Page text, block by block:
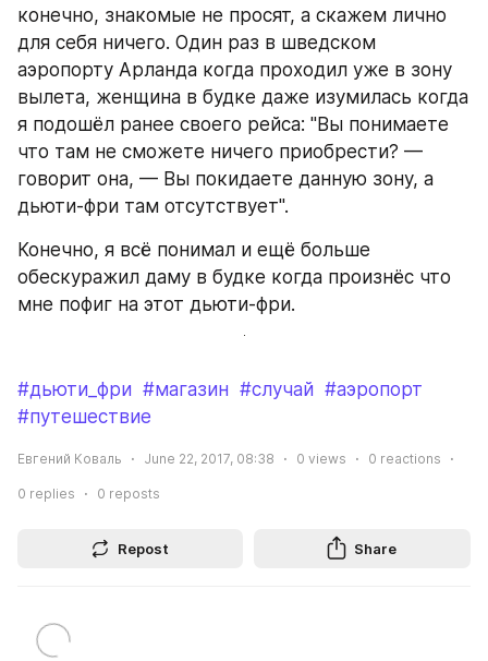
конечно, знакомые не просят, а скажем лично
для себя ничего. Один раз в шведском
аэропорту Арланда когда проходил уже в зону
вылета, женщина в будке даже изумилась когда
я подошёл ранее своего рейса: "Вы понимаете
что там не сможете ничего приобрести? —
говорит она, — Вы покидаете данную зону, а
дьюти-фри там отсутствует".
Конечно, я всё понимал и ещё больше
обескуражил даму в будке когда произнёс что
мне пофиг на этот дьюти-фри.
#дьюти_фри #магазин #случай #аэропорт
#путешествие
Евгений Коваль June 22, 2017, 08:38 0 views 0 reactions
0 replies 0 reposts
Repost Share